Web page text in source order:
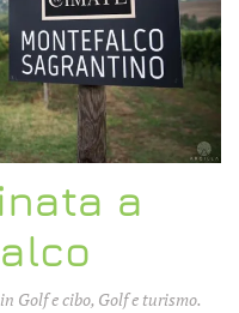
a
Golf e cibo, Golf e turismo.